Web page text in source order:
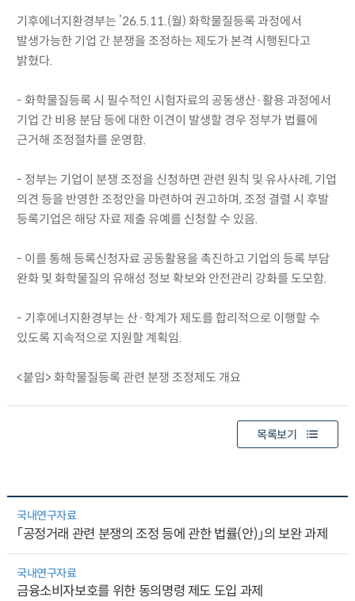
기후에너지환경부는 ’26.5.11.(월) 화학물질등록 과정에서
발생가능한 기업 간 분쟁을 조정하는 제도가 본격 시행된다고
밝혔다.
- 화학물질등록 시 필수적인 시험자료의 공동생산·활용 과정에서
기업 간 비용 분담 등에 대한 이견이 발생할 경우 정부가 법률에
근거해 조정절차를 운영함.
- 정부는 기업이 분쟁 조정을 신청하면 관련 원칙 및 유사사례, 기업
의견 등을 반영한 조정안을 마련하여 권고하며, 조정 결렬 시 후발
등록기업은 해당 자료 제출 유예를 신청할 수 있음.
- 이를 통해 등록신청자료 공동활용을 촉진하고 기업의 등록 부담
완화 및 화학물질의 유해성 정보 확보와 안전관리 강화를 도모함.
- 기후에너지환경부는 산·학계가 제도를 합리적으로 이행할 수
있도록 지속적으로 지원할 계획임.
<붙임> 화학물질등록 관련 분쟁 조정제도 개요
목록보기
국내연구자료
「공정거래 관련 분쟁의 조정 등에 관한 법률(안)」의 보완 과제
국내연구자료
금융소비자보호를 위한 동의명령 제도 도입 과제